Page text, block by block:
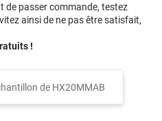
de passer commande, testez
ainsi de ne pas être satisfait,
!
de HX20MMAB